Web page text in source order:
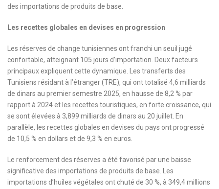
des importations de produits de base.
Les recettes globales en devises en progression
Les réserves de change tunisiennes ont franchi un seuil jugé
confortable, atteignant 105 jours d’importation. Deux facteurs
principaux expliquent cette dynamique. Les transferts des
Tunisiens résidant à l’étranger (TRE), qui ont totalisé 4,6 milliards
de dinars au premier semestre 2025, en hausse de 8,2 % par
rapport à 2024 et les recettes touristiques, en forte croissance, qui
se sont élevées à 3,899 milliards de dinars au 20 juillet. En
parallèle, les recettes globales en devises du pays ont progressé
de 10,5 % en dollars et de 9,3 % en euros.
Le renforcement des réserves a été favorisé par une baisse
significative des importations de produits de base. Les
importations d’huiles végétales ont chuté de 30 %, à 349,4 millions